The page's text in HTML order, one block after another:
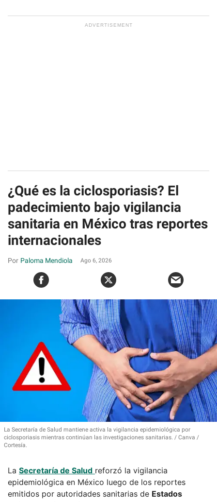
¿Qué es la ciclosporiasis? El
padecimiento bajo vigilancia
sanitaria en México tras reportes
internacionales
Paloma Mendiola Ago 6, 2026
La Secretaría de Salud mantiene activa la vigilancia epidemiológica por
ciclosporiasis mientras continúan las investigaciones sanitarias.
Canva /
Cortesía.
La Secretaría de Salud reforzó la vigilancia
epidemiológica en México luego de los reportes
emitidos por autoridades sanitarias de Estados